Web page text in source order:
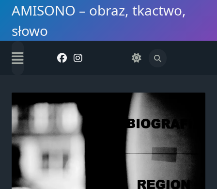
Skip
content
AMISONO – obraz, tkactwo,
słowo